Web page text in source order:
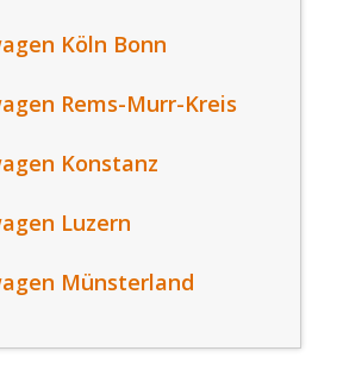
Köln Bonn
Rems-Murr-Kreis
Konstanz
Luzern
Münsterland